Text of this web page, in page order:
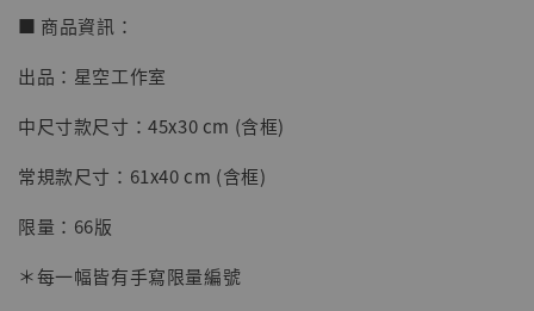
【店內現貨】七龍珠 系列蒐藏雕像 悟空 鳥山
明紀念款 [奇蹟工作室]
NT$ 5,580
■ 商品資訊：
出品：星空工作室
中尺寸款尺寸：45x30 cm (含框)
常規款尺寸：61x40 cm (含框)
限量：66版
＊每一幅皆有手寫限量編號